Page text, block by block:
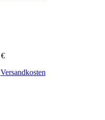
€
Versandkosten